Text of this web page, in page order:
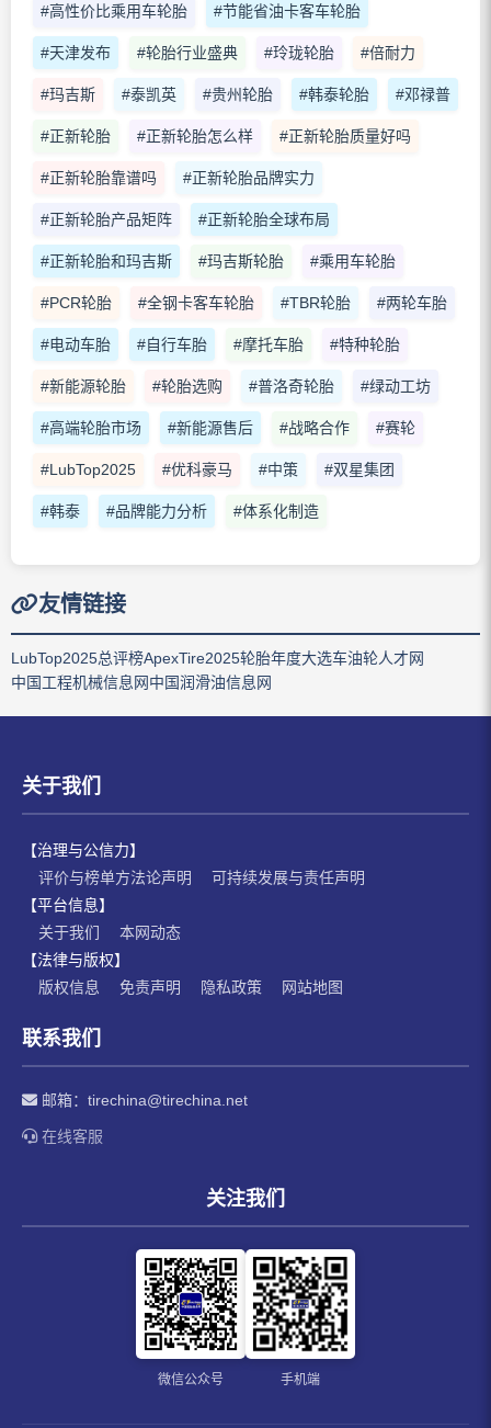
#高性价比乘用车轮胎 #节能省油卡客车轮胎
#天津发布 #轮胎行业盛典 #玲珑轮胎 #倍耐力
#玛吉斯 #泰凯英 #贵州轮胎 #韩泰轮胎 #邓禄普
#正新轮胎 #正新轮胎怎么样 #正新轮胎质量好吗
#正新轮胎靠谱吗 #正新轮胎品牌实力
#正新轮胎产品矩阵 #正新轮胎全球布局
#正新轮胎和玛吉斯 #玛吉斯轮胎 #乘用车轮胎
#PCR轮胎 #全钢卡客车轮胎 #TBR轮胎 #两轮车胎
#电动车胎 #自行车胎 #摩托车胎 #特种轮胎
#新能源轮胎 #轮胎选购 #普洛奇轮胎 #绿动工坊
#高端轮胎市场 #新能源售后 #战略合作 #赛轮
#LubTop2025 #优科豪马 #中策 #双星集团
#韩泰 #品牌能力分析 #体系化制造
友情链接
LubTop2025总评榜ApexTire2025轮胎年度大选车油轮人才网
中国工程机械信息网中国润滑油信息网
关于我们
【治理与公信力】
评价与榜单方法论声明
可持续发展与责任声明
【平台信息】
关于我们
本网动态
【法律与版权】
版权信息
免责声明 隐私政策 网站地图
联系我们
邮箱： tirechina@tirechina.net
在线客服
关注我们
微信公众号 手机端